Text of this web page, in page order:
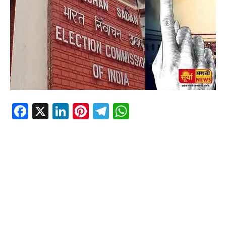
Facebook
X LinkedIn
Pinterest
Telegram